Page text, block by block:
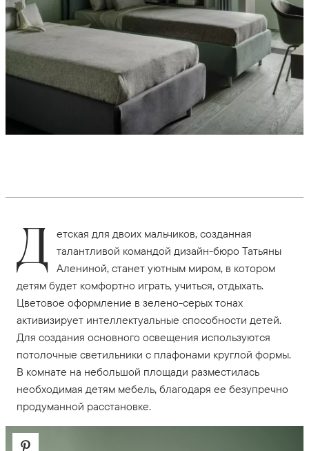
Д етская для двоих мальчиков, созданная
талантливой командой дизайн-бюро Татьяны
Алениной, станет уютным миром, в котором
детям будет комфортно играть, учиться, отдыхать.
Цветовое оформление в зелено-серых тонах
активизирует интеллектуальные способности детей.
Для создания основного освещения используются
потолочные светильники с плафонами круглой формы.
В комнате на небольшой площади разместилась
необходимая детям мебель, благодаря ее безупречно
продуманной расстановке.